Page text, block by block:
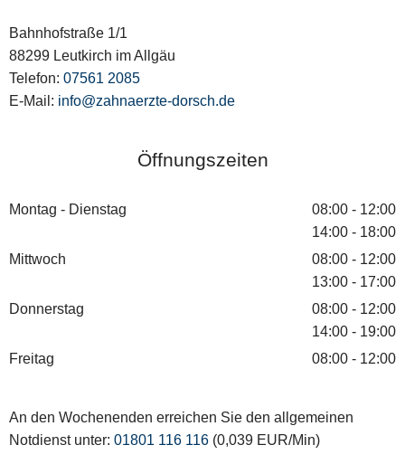
Bahnhofstraße 1/1
88299 Leutkirch im Allgäu
Telefon: 07561 2085
E-Mail: info@zahnaerzte-dorsch.de
Öffnungszeiten
Montag - Dienstag
08:00 - 12:00
14:00 - 18:00
Mittwoch
08:00 - 12:00
13:00 - 17:00
Donnerstag
08:00 - 12:00
14:00 - 19:00
Freitag
08:00 - 12:00
An den Wochenenden erreichen Sie den allgemeinen
Notdienst unter: 01801 116 116 (0,039 EUR/Min)